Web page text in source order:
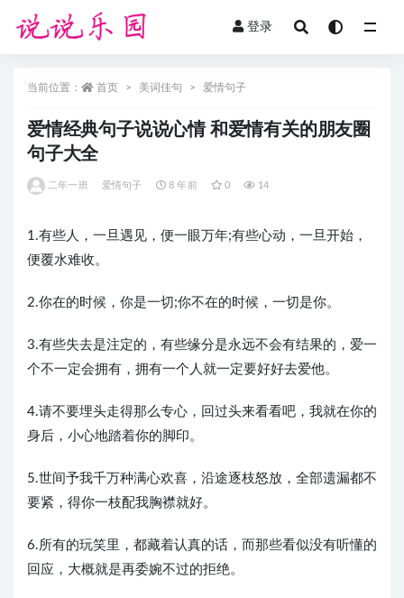
登录
当前位置： 首页 美词佳句 爱情句子
爱情经典句子说说心情 和爱情有关的朋友圈
句子大全
二年一班 爱情句子 8 年前 0 14
1.有些人，一旦遇见，便一眼万年;有些心动，一旦开始，
便覆水难收。
2.你在的时候，你是一切;你不在的时候，一切是你。
3.有些失去是注定的，有些缘分是永远不会有结果的，爱一
个不一定会拥有，拥有一个人就一定要好好去爱他。
4.请不要埋头走得那么专心，回过头来看看吧，我就在你的
身后，小心地踏着你的脚印。
5.世间予我千万种满心欢喜，沿途逐枝怒放，全部遗漏都不
要紧，得你一枝配我胸襟就好。
6.所有的玩笑里，都藏着认真的话，而那些看似没有听懂的
回应，大概就是再委婉不过的拒绝。